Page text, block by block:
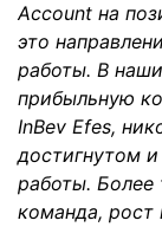
Account на
это
работы. В
прибыльную
InBev Efes,
достигнутом и
работы. Более
команда, рост